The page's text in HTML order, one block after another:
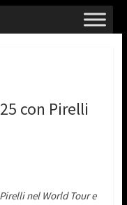
con Pirelli
nel World Tour e